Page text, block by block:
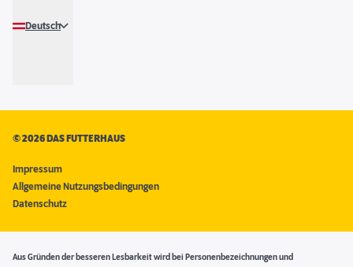
Deutsch
©2026 DAS FUTTERHAUS
Impressum
Allgemeine Nutzungsbedingungen
Datenschutz
Aus Gründen der besseren Lesbarkeit wird bei Personenbezeichnungen und